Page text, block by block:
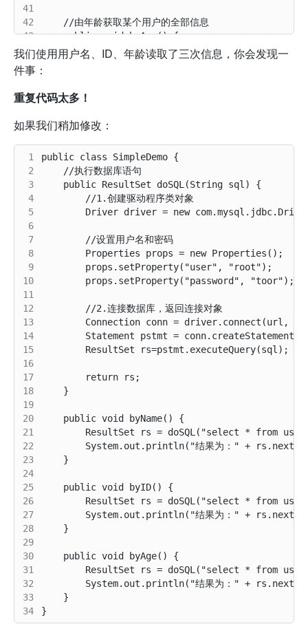
41
42
43
    public void byAge() {
44
        //1.创建驱动程序类对象
45
46
47
48
49
50
51
52
53
54
55
56
57
58
59
60
61
我们使用用户名、ID、年龄读取了三次信息，你会发现一
件事：
重复代码太多！
如果我们稍加修改：
1
2
3
4
5
6
7
8
9
10
11
12
13
14
15
16
17
18
19
20
21
22
23
24
25
26
27
28
29
30
31
32
33
34